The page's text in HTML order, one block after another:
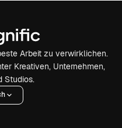
Arbeit zu verwirklichen.
Kreativen, Unternehmen,
Studios.